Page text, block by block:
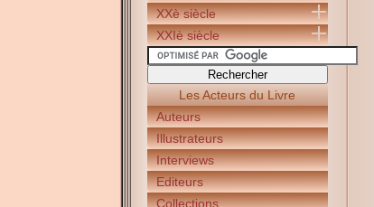
XXè siècle
XXIè siècle
Les Acteurs du Livre
Auteurs
Illustrateurs
Interviews
Editeurs
Collections